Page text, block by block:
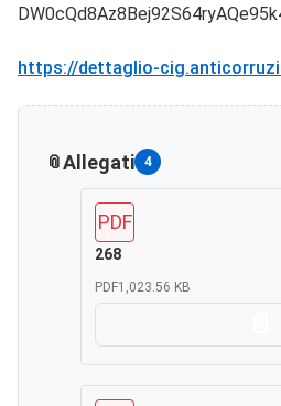
https://dettaglio-
Allegati 4
PDF
268
PDF1,023.56 KB